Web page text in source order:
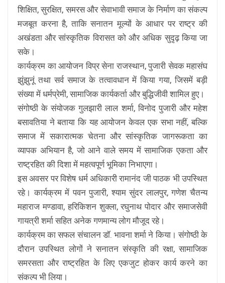
शिक्षित, सुरक्षित, समरस और सेवाभावी समाज के निर्माण का संकल्प
मजबूत करना है, ताकि सनातन मूल्यों के आधार पर राष्ट्र की
अखंडता और सांस्कृतिक विरासत को और अधिक सुदृढ़ किया जा
सके।
कार्यक्रम का आयोजन विप्र सेना राजस्थान, पुजारी सेवक महासंघ
झुंझुनूं तथा सर्व समाज के तत्वावधान में किया गया, जिसमें बड़ी
संख्या में धर्मप्रेमी, सामाजिक कार्यकर्ता और बुद्धिजीवी शामिल हुए।
संगोष्ठी के संयोजक गुलझारी लाल शर्मा, विनोद पुजारी और महेश
बसावतिया ने बताया कि यह आयोजन केवल एक सभा नहीं, बल्कि
समाज में सकारात्मक चेतना और सांस्कृतिक जागरूकता का
व्यापक अभियान है, जो आने वाले समय में सामाजिक एकता और
राष्ट्रहित की दिशा में महत्वपूर्ण भूमिका निभाएगा।
इस अवसर पर विशेष धर्म अधिकारी रामानंद जी पाठक भी उपस्थित
रहे। कार्यक्रम में पवन पुजारी, श्याम सुंदर लालपुर, गणेश चैतन्य
महाराज मण्डावा, हरिकिशन शुक्ला, रघुनाथ पोदार और समाजसेवी
गायत्री शर्मा सहित अनेक गणमान्य लोग मौजूद रहे।
कार्यक्रम का सफल संचालन डॉ. भावना शर्मा ने किया। संगोष्ठी के
दौरान उपस्थित लोगों ने सनातन संस्कृति की रक्षा, सामाजिक
समरसता और राष्ट्रहित के लिए एकजुट होकर कार्य करने का
संकल्प भी लिया।